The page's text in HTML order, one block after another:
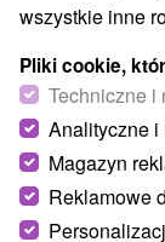
Zrelaksuj
powierzchni
Od 2 Noce
wszystkie inne
Pliki cookie,
Techniczne i
Analityczne
Magazyn
Reklamowe